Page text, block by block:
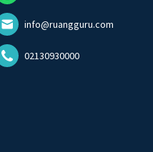
info@ruangguru.com
02130930000